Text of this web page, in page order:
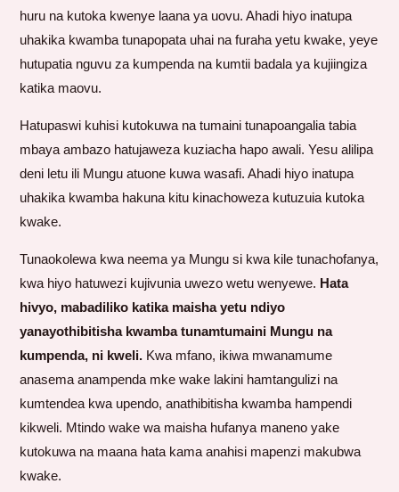
huru na kutoka kwenye laana ya uovu. Ahadi hiyo inatupa
uhakika kwamba tunapopata uhai na furaha yetu kwake, yeye
hutupatia nguvu za kumpenda na kumtii badala ya kujiingiza
katika maovu.
Hatupaswi kuhisi kutokuwa na tumaini tunapoangalia tabia
mbaya ambazo hatujaweza kuziacha hapo awali. Yesu alilipa
deni letu ili Mungu atuone kuwa wasafi. Ahadi hiyo inatupa
uhakika kwamba hakuna kitu kinachoweza kutuzuia kutoka
kwake.
Tunaokolewa kwa neema ya Mungu si kwa kile tunachofanya,
kwa hiyo hatuwezi kujivunia uwezo wetu wenyewe. Hata
hivyo, mabadiliko katika maisha yetu ndiyo
yanayothibitisha kwamba tunamtumaini Mungu na
kumpenda, ni kweli. Kwa mfano, ikiwa mwanamume
anasema anampenda mke wake lakini hamtangulizi na
kumtendea kwa upendo, anathibitisha kwamba hampendi
kikweli. Mtindo wake wa maisha hufanya maneno yake
kutokuwa na maana hata kama anahisi mapenzi makubwa
kwake.